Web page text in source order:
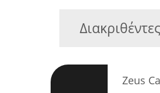
Διακριθέντες
Zeus